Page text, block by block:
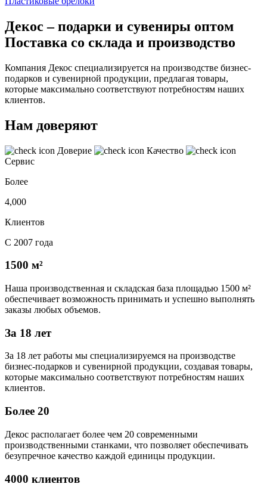
Декос – подарки и сувениры оптом
Поставка со склада и производство
Компания Декос специализируется на производстве бизнес-
подарков и сувенирной продукции, предлагая товары,
которые максимально соответствуют потребностям наших
клиентов.
Нам доверяют
Доверие
Качество
Сервис
Более
4,000
Клиентов
С 2007 года
1500 м²
Наша производственная и складская база площадью 1500 м²
обеспечивает возможность принимать и успешно выполнять
заказы любых объемов.
За 18 лет
За 18 лет работы мы специализируемся на производстве
бизнес-подарков и сувенирной продукции, создавая товары,
которые максимально соответствуют потребностям наших
клиентов.
Более 20
Декос располагает более чем 20 современными
производственными станками, что позволяет обеспечивать
безупречное качество каждой единицы продукции.
4000 клиентов